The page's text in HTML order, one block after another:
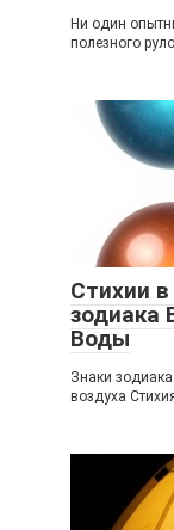
Ни один
полезного
Стихии в
зодиака
Воды
Знаки
воздуха